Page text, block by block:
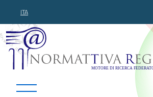
ITA
Normattiva